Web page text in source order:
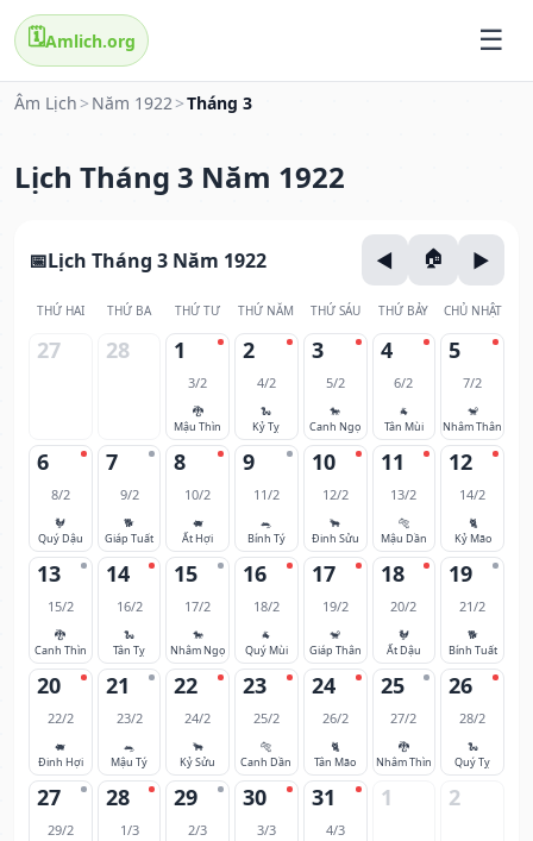
🗓️Amlich.org
Âm Lịch > Năm 1922>Tháng 3
Lịch Tháng 3 Năm 1922
Lịch Tháng 3 Năm 1922
THỨ HAI THỨ BA THỨ TƯ THỨ NĂM THỨ SÁU THỨ BẢY CHỦ NHẬT
27 28 1
3/2
🐉
Mậu Thìn
2
4/2
🐍
Kỷ Tỵ
3
5/2
🐎
Canh Ngọ
4
6/2
🐐
Tân Mùi
5
7/2
🐒
Nhâm Thân
6
8/2
🐓
Quý Dậu
7
9/2
🐕
Giáp Tuất
8
10/2
🐖
Ất Hợi
9
11/2
🐀
Bính Tý
10
12/2
🐂
Đinh Sửu
11
13/2
🐅
Mậu Dần
12
14/2
🐈
Kỷ Mão
13
15/2
🐉
Canh Thìn
14
16/2
🐍
Tân Tỵ
15
17/2
🐎
Nhâm Ngọ
16
18/2
🐐
Quý Mùi
17
19/2
🐒
Giáp Thân
18
20/2
🐓
Ất Dậu
19
21/2
🐕
Bính Tuất
20
22/2
🐖
Đinh Hợi
21
23/2
🐀
Mậu Tý
22
24/2
🐂
Kỷ Sửu
23
25/2
🐅
Canh Dần
24
26/2
🐈
Tân Mão
25
27/2
🐉
Nhâm Thìn
26
28/2
🐍
Quý Tỵ
27
29/2
28
1/3
29
2/3
30
3/3
31
4/3
1 2